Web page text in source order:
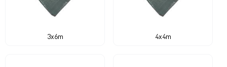
3x6m 4x4m